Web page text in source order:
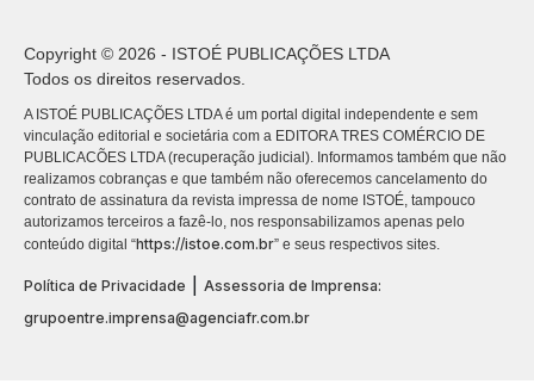
Copyright © 2026 - ISTOÉ PUBLICAÇÕES LTDA
Todos os direitos reservados.
A ISTOÉ PUBLICAÇÕES LTDA é um portal digital independente e sem
vinculação editorial e societária com a EDITORA TRES COMÉRCIO DE
PUBLICACÕES LTDA (recuperação judicial). Informamos também que não
realizamos cobranças e que também não oferecemos cancelamento do
contrato de assinatura da revista impressa de nome ISTOÉ, tampouco
autorizamos terceiros a fazê-lo, nos responsabilizamos apenas pelo
conteúdo digital “https://istoe.com.br” e seus respectivos sites.
Política de Privacidade
Assessoria de Imprensa:
grupoentre.imprensa@agenciafr.com.br